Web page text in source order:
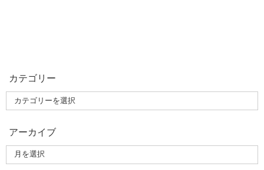
カテゴリー
アーカイブ